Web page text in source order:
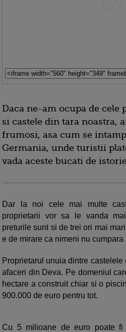
Daca ne-am ocupa de cele
si castele din tara noastra,
frumosi, asa cum se
Germania, unde turistii
vada aceste bucati de
Dar la noi cele mai multe
proprietarii vor sa le vanda
preturile sunt si de trei ori mai
e de mirare ca nimeni nu cumpara
Proprietarul unuia dintre
afaceri din Deva. Pe domeniul
hectare a construit chiar si o
900.000 de euro pentru tot.
Cu 5 milioane de euro poate